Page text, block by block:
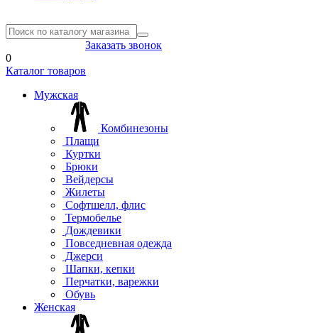
Заказать звонок
0
Каталог товаров
Мужская
Комбинезоны
Плащи
Куртки
Брюки
Вейдерсы
Жилеты
Софтшелл, флис
Термобелье
Дождевики
Повседневная одежда
Джерси
Шапки, кепки
Перчатки, варежки
Обувь
Женская